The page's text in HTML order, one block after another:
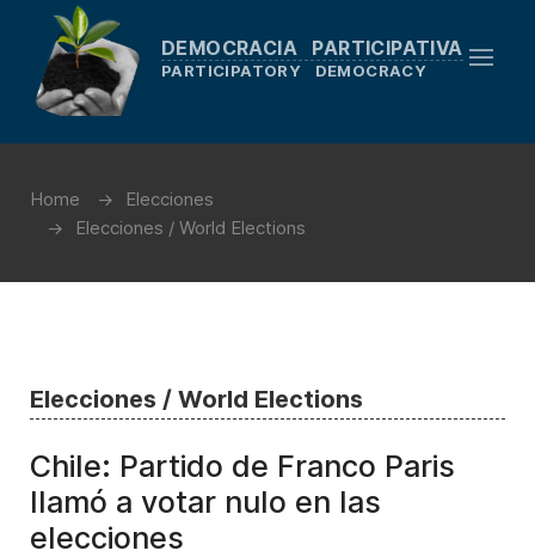
DEMOCRACIA PARTICIPATIVA
PARTICIPATORY DEMOCRACY
Home
Elecciones
Elecciones / World Elections
Elecciones / World Elections
Chile: Partido de Franco Paris
llamó a votar nulo en las
elecciones